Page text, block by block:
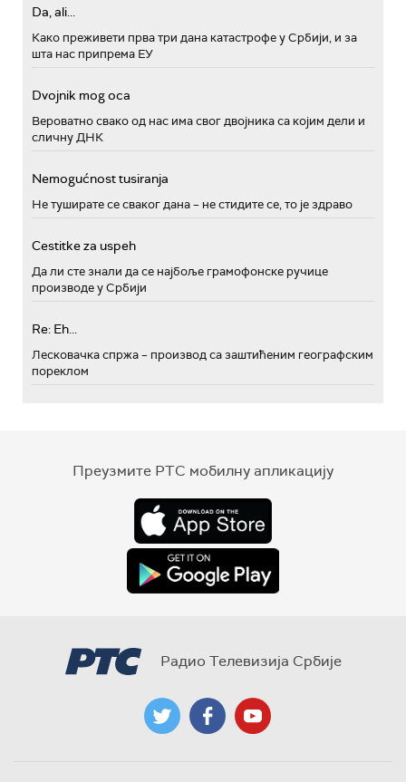
Da, ali...
Како преживети прва три дана катастрофе у Србији, и за
шта нас припрема ЕУ
Dvojnik mog oca
Вероватно свако од нас има свог двојника са којим дели и
сличну ДНК
Nemogućnost tusiranja
Не туширате се сваког дана – не стидите се, то је здраво
Cestitke za uspeh
Да ли сте знали да се најбоље грамофонске ручице
производе у Србији
Re: Eh...
Лесковачка спржа – производ са заштићеним географским
пореклом
Преузмите РТС мобилну апликацију
Радио Телевизија Србије